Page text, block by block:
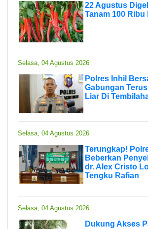
22 Agustus
Tanam 100
Selasa, 04 Agustus 2026
Polres Inhil
Gabungan
Liar Di
Selasa, 04 Agustus 2026
Terungkap!
Beberkan
dr. Alex Cristo
Tengku Rafian
Selasa, 04 Agustus 2026
Dukung Akses